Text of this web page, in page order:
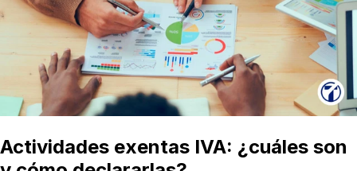
Actividades exentas IVA: ¿cuáles son